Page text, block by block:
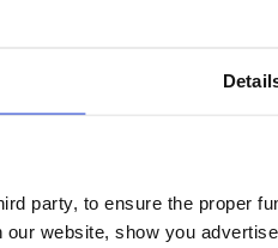
party, to ensure the proper
website, show you